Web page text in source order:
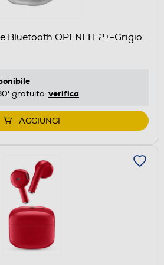
Bluetooth OPENFIT 2+-Grigio
gratuito: verifica
AGGIUNGI